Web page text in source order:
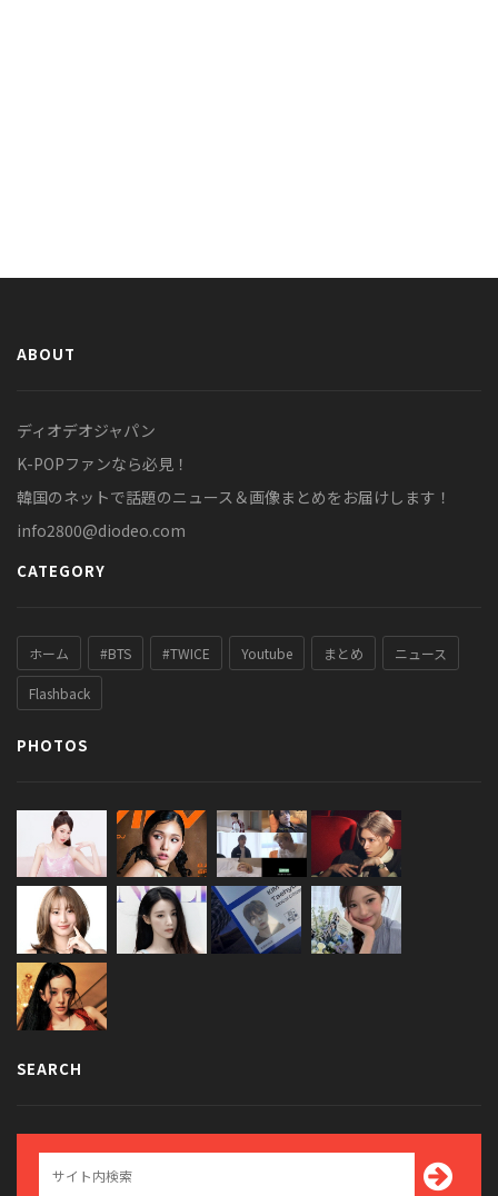
ABOUT
ディオデオジャパン
K-POPファンなら必見！
韓国のネットで話題のニュース＆画像まとめをお届けします！
info2800@diodeo.com
CATEGORY
ホーム #BTS #TWICE Youtube まとめ ニュース
Flashback
PHOTOS
SEARCH